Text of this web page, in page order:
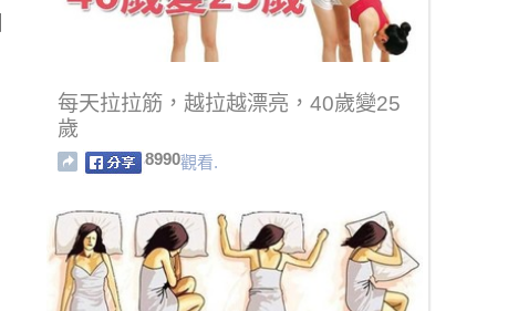
每天拉拉筋，越拉越漂亮，40歲變25
歲
8990觀看.